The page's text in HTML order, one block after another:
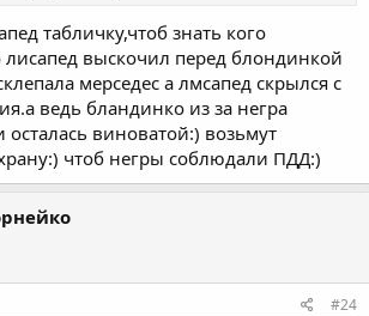
табличку,чтоб знать кого
лисапед выскочил перед блондинкой
мерседес а лмсапед скрылся с
ведь бландинко из за негра
осталась виноватой:) возьмут
чтоб негры соблюдали ПДД:)
#24